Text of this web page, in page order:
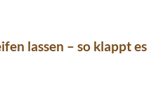
lassen – so klappt es